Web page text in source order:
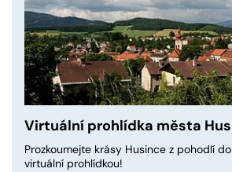
Virtuální prohlídka města
Prozkoumejte krásy Husince z pohodlí
virtuální prohlídkou!